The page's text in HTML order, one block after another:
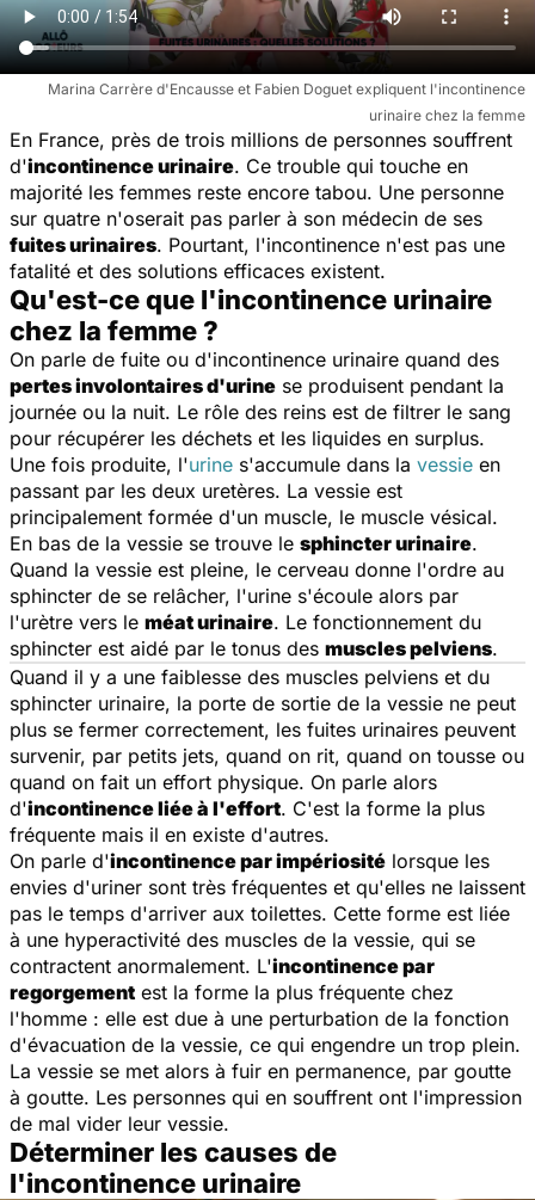
Marina Carrère d'Encausse et Fabien Doguet expliquent l'incontinence
urinaire chez la femme
En France, près de trois millions de personnes souffrent
d'incontinence urinaire. Ce trouble qui touche en
majorité les femmes reste encore tabou. Une personne
sur quatre n'oserait pas parler à son médecin de ses
fuites urinaires. Pourtant, l'incontinence n'est pas une
fatalité et des solutions efficaces existent.
Qu'est-ce que l'incontinence urinaire
chez la femme ?
On parle de fuite ou d'incontinence urinaire quand des
pertes involontaires d'urine se produisent pendant la
journée ou la nuit. Le rôle des reins est de filtrer le sang
pour récupérer les déchets et les liquides en surplus.
Une fois produite, l'urine s'accumule dans la vessie en
passant par les deux uretères. La vessie est
principalement formée d'un muscle, le muscle vésical.
En bas de la vessie se trouve le sphincter urinaire.
Quand la vessie est pleine, le cerveau donne l'ordre au
sphincter de se relâcher, l'urine s'écoule alors par
l'urètre vers le méat urinaire. Le fonctionnement du
sphincter est aidé par le tonus des muscles pelviens.
Quand il y a une faiblesse des muscles pelviens et du
sphincter urinaire, la porte de sortie de la vessie ne peut
plus se fermer correctement, les fuites urinaires peuvent
survenir, par petits jets, quand on rit, quand on tousse ou
quand on fait un effort physique. On parle alors
d'incontinence liée à l'effort. C'est la forme la plus
fréquente mais il en existe d'autres.
On parle d'incontinence par impériosité lorsque les
envies d'uriner sont très fréquentes et qu'elles ne laissent
pas le temps d'arriver aux toilettes. Cette forme est liée
à une hyperactivité des muscles de la vessie, qui se
contractent anormalement. L'incontinence par
regorgement est la forme la plus fréquente chez
l'homme : elle est due à une perturbation de la fonction
d'évacuation de la vessie, ce qui engendre un trop plein.
La vessie se met alors à fuir en permanence, par goutte
à goutte. Les personnes qui en souffrent ont l'impression
de mal vider leur vessie.
Déterminer les causes de
l'incontinence urinaire